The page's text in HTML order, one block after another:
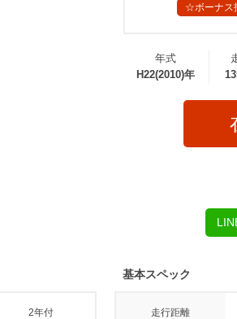
☆ボーナス
年式
H22(2010)年
2年付
基本スペック
走行距離